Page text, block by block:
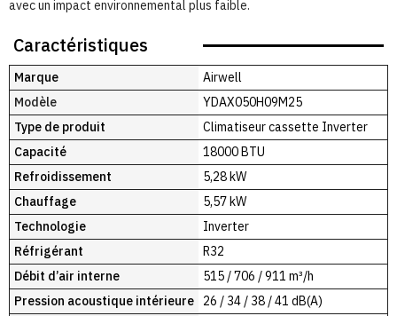
avec un impact environnemental plus faible.
Caractéristiques
Marque
Airwell
Modèle
YDAX050H09M25
Type de produit
Climatiseur cassette Inverter
Capacité
18000 BTU
Refroidissement
5,28 kW
Chauffage
5,57 kW
Technologie
Inverter
Réfrigérant
R32
Débit d’air interne
515 / 706 / 911 m³/h
Pression acoustique intérieure
26 / 34 / 38 / 41 dB(A)